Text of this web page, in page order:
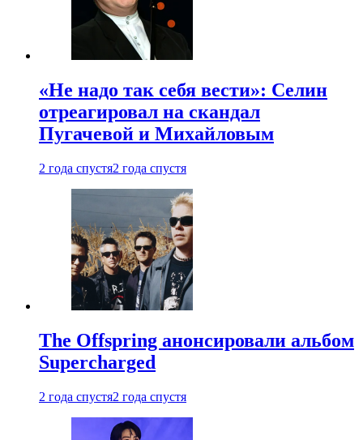
«Не надо так себя вести»: Селин
отреагировал на скандал
Пугачевой и Михайловым
2 года спустя2 года спустя
The Offspring анонсировали альбом
Supercharged
2 года спустя2 года спустя